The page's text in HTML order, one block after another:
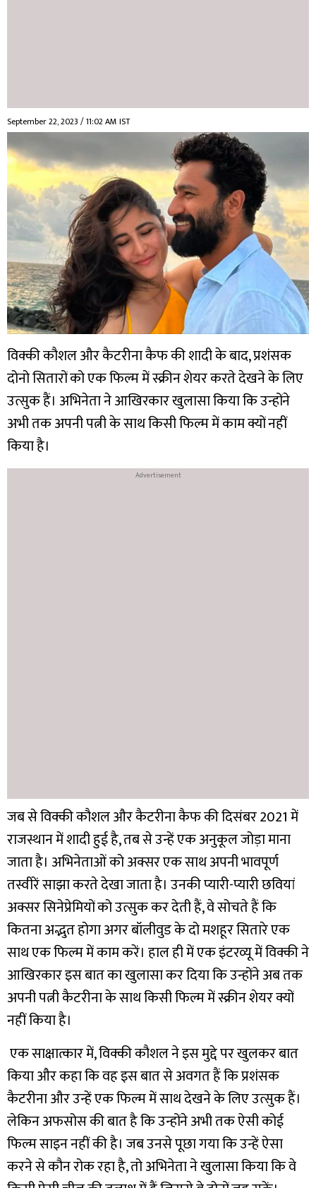
September 22, 2023 / 11:02 AM IST
विक्की कौशल और कैटरीना कैफ की शादी के बाद, प्रशंसक
दोनो सितारों को एक फिल्म में स्क्रीन शेयर करते देखने के लिए
उत्सुक हैं। अभिनेता ने आखिरकार खुलासा किया कि उन्होंने
अभी तक अपनी पत्नी के साथ किसी फिल्म में काम क्यों नहीं
किया है।
जब से विक्की कौशल और कैटरीना कैफ की दिसंबर 2021 में
राजस्थान में शादी हुई है, तब से उन्हें एक अनुकूल जोड़ा माना
जाता है। अभिनेताओं को अक्सर एक साथ अपनी भावपूर्ण
तस्वीरें साझा करते देखा जाता है। उनकी प्यारी-प्यारी छवियां
अक्सर सिनेप्रेमियों को उत्सुक कर देती हैं, वे सोचते हैं कि
कितना अद्भुत होगा अगर बॉलीवुड के दो मशहूर सितारे एक
साथ एक फिल्म में काम करें। हाल ही में एक इंटरव्यू में विक्की ने
आखिरकार इस बात का खुलासा कर दिया कि उन्होंने अब तक
अपनी पत्नी कैटरीना के साथ किसी फिल्म में स्क्रीन शेयर क्यों
नहीं किया है।
एक साक्षात्कार में, विक्की कौशल ने इस मुद्दे पर खुलकर बात
किया और कहा कि वह इस बात से अवगत हैं कि प्रशंसक
कैटरीना और उन्हें एक फिल्म में साथ देखने के लिए उत्सुक हैं।
लेकिन अफसोस की बात है कि उन्होंने अभी तक ऐसी कोई
फिल्म साइन नहीं की है। जब उनसे पूछा गया कि उन्हें ऐसा
करने से कौन रोक रहा है, तो अभिनेता ने खुलासा किया कि वे